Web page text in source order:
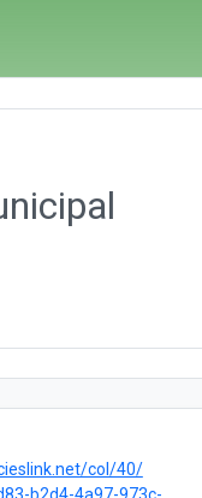
col/40/
b2d4-4a97-973c-